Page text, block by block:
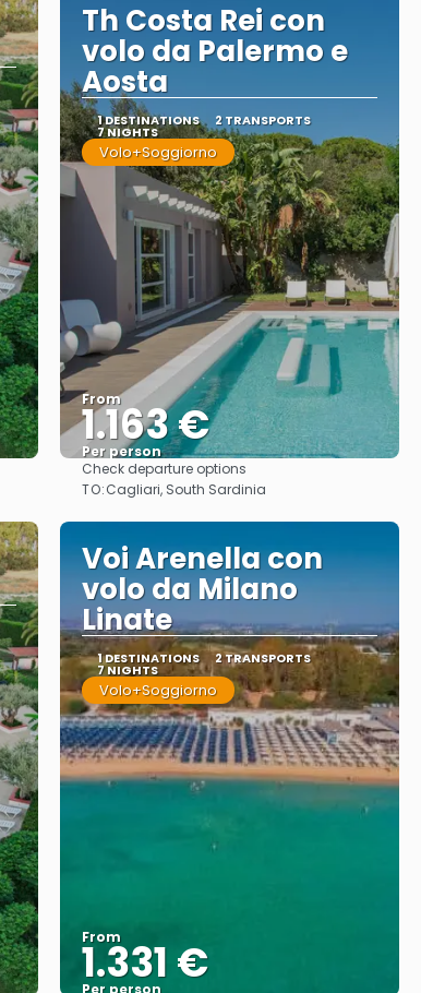
Th Costa Rei con
volo da Palermo e
Aosta
1 DESTINATIONS 2 TRANSPORTS
7 NIGHTS
Volo+Soggiorno
From
1.163 €
Per person
See
Check departure options
TO:Cagliari, South Sardinia
Voi Arenella con
volo da Milano
Linate
1 DESTINATIONS 2 TRANSPORTS
7 NIGHTS
Volo+Soggiorno
From
1.331 €
Per person